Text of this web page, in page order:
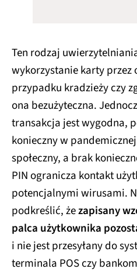
Ten rodzaj
wykorzystanie karty przez
przypadku kradzieży czy
ona bezużyteczna.
transakcja jest wygodna,
konieczny w
społeczny, a brak
PIN ogranicza kontakt
potencjalnymi wirusami.
podkreślić, żezapisany
palca użytkownika
i nie jest przesyłany do
terminala POS czy